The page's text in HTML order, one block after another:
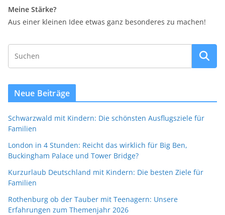
Meine Stärke?
Aus einer kleinen Idee etwas ganz besonderes zu machen!
Neue Beiträge
Schwarzwald mit Kindern: Die schönsten Ausflugsziele für
Familien
London in 4 Stunden: Reicht das wirklich für Big Ben,
Buckingham Palace und Tower Bridge?
Kurzurlaub Deutschland mit Kindern: Die besten Ziele für
Familien
Rothenburg ob der Tauber mit Teenagern: Unsere
Erfahrungen zum Themenjahr 2026